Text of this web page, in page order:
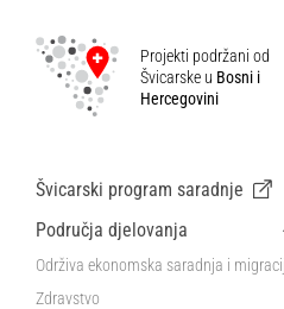
Projekti podržani od
Švicarske u Bosni i
Hercegovini
Švicarski program saradnje
Područja djelovanja
Održiva ekonomska saradnja i
Zdravstvo